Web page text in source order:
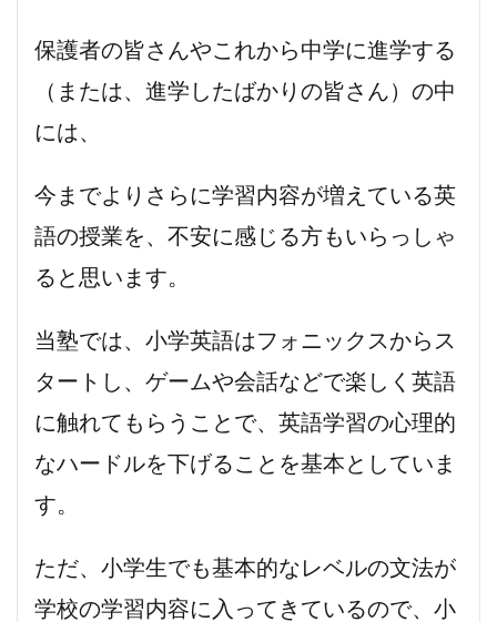
保護者の皆さんやこれから中学に進学する
（または、進学したばかりの皆さん）の中
には、
今までよりさらに学習内容が増えている英
語の授業を、不安に感じる方もいらっしゃ
ると思います。
当塾では、小学英語はフォニックスからス
タートし、ゲームや会話などで楽しく英語
に触れてもらうことで、英語学習の心理的
なハードルを下げることを基本としていま
す。
ただ、小学生でも基本的なレベルの文法が
学校の学習内容に入ってきているので、小